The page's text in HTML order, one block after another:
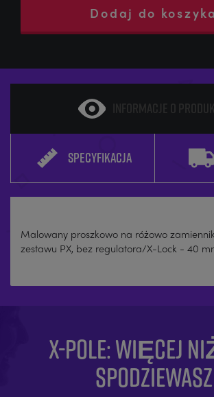
Dodaj do koszyka
SPECYFIKACJA
Malowany proszkowo na różowo
zestawu PX, bez regulatora/X-Lock - 40
X-POLE: WIĘCEJ
SPODZIEWASZ